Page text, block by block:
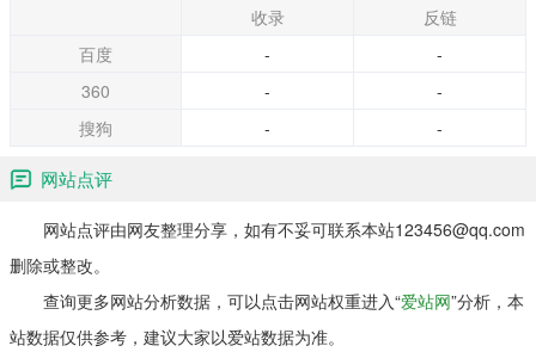
收录
反链
百度
-
-
360
-
-
搜狗
- -
网站点评
网站点评由网友整理分享，如有不妥可联系本站123456@qq.com
删除或整改。
查询更多网站分析数据，可以点击网站权重进入“爱站网”分析，本
站数据仅供参考，建议大家以爱站数据为准。